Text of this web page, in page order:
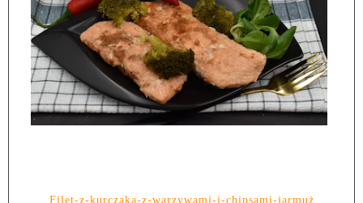
Filet-z-kurczaka-z-warzywami-i-chipsami-jarmuż